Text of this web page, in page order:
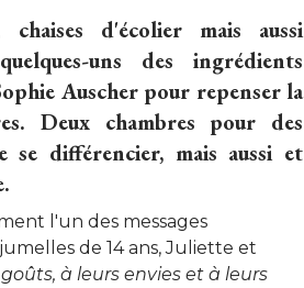
chaises d'écolier mais aussi
uns des ingrédients
Auscher pour repenser la
Deux chambres pour des
différencier, mais aussi et
l'un des messages
de 14 ans, Juliette et
à leurs envies et à leurs